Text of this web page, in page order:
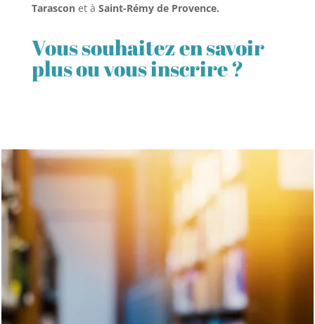
Tarasconet à Saint-Rémy de Provence.
Vous souhaitez en savoir
plus ou vous inscrire ?